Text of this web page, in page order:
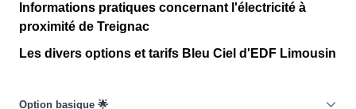
Informations pratiques concernant l'électricité à
proximité de Treignac
Les divers options et tarifs Bleu Ciel d'EDF Limousin